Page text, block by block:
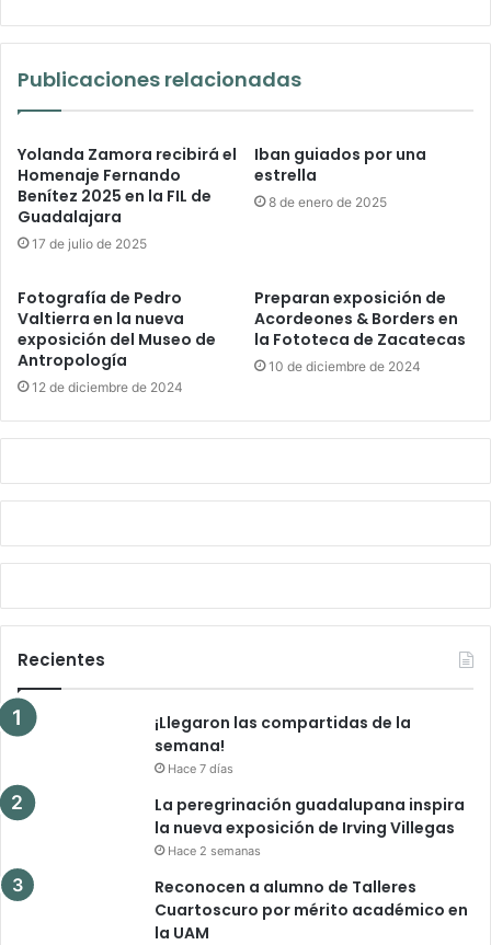
Publicaciones relacionadas
Yolanda Zamora recibirá el
Homenaje Fernando
Benítez 2025 en la FIL de
Guadalajara
17 de julio de 2025
Iban guiados por una
estrella
8 de enero de 2025
Fotografía de Pedro
Valtierra en la nueva
exposición del Museo de
Antropología
12 de diciembre de 2024
Preparan exposición de
Acordeones & Borders en
la Fototeca de Zacatecas
10 de diciembre de 2024
Recientes
¡Llegaron las compartidas de la
semana!
Hace 7 días
La peregrinación guadalupana inspira
la nueva exposición de Irving Villegas
Hace 2 semanas
Reconocen a alumno de Talleres
Cuartoscuro por mérito académico en
la UAM